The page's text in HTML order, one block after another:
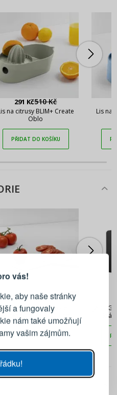
vás!
aby naše stránky
a fungovaly
nám také umožňují
vašim zájmům.
291 Kč510 Kč
na citrusy BLIM+ Create
Oblo
PŘIDAT DO KOŠÍKU
Lis na
531 Kč
Prkénko BLIM+ Create
Skateboard 35 x 22,5 cm
PŘIDAT DO KOŠÍKU
JADE
REGISTRACE
svému účtu
SE